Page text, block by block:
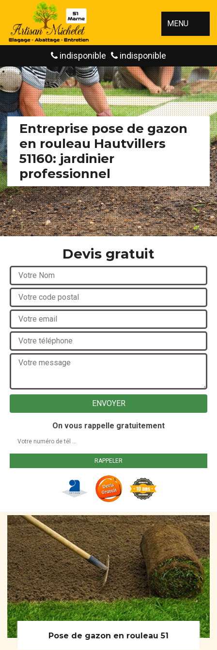
MENU
indisponible indisponible
Entreprise pose de gazon
en rouleau Hautvillers
51160: jardinier
professionnel
Devis gratuit
On vous rappelle gratuitement
Pose de gazon en rouleau 51